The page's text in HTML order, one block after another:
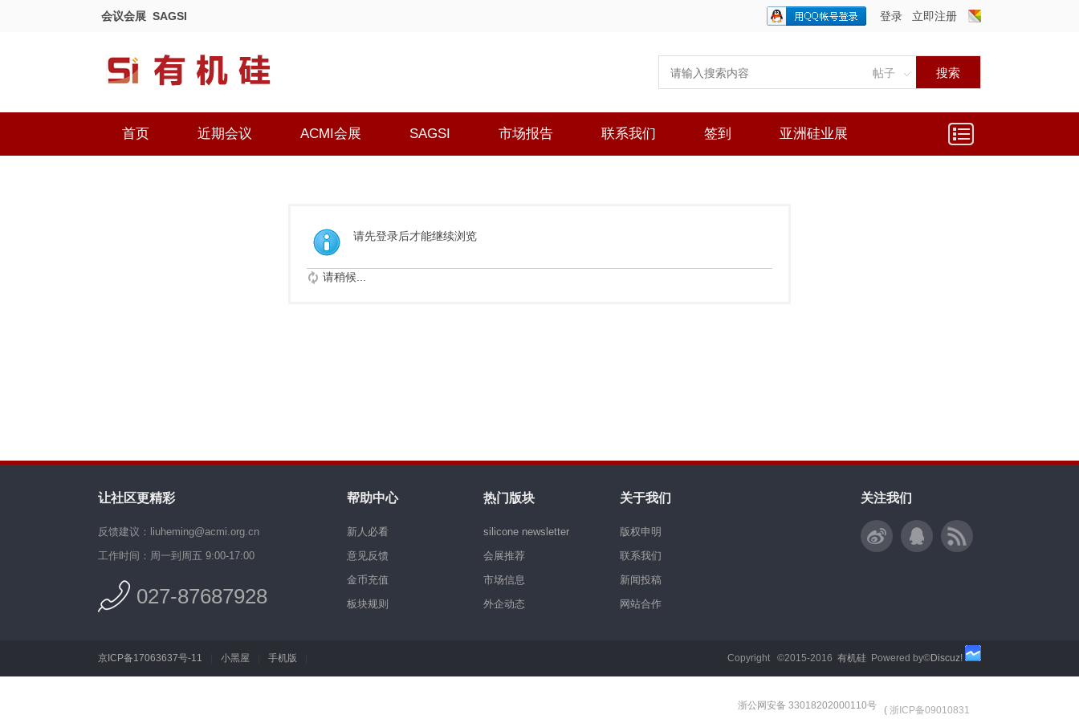
会议会展 SAGSI 登录
立即注册
帖子 搜索
首页 近期会议 ACMI会展 SAGSI 市场报告 联系我们 签到 亚洲硅业展
请先登录后才能继续浏览
请稍候...
让社区更精彩
反馈建议：liuheming@acmi.org.cn
工作时间：周一到周五 9:00-17:00
027-87687928
帮助中心
新人必看
意见反馈
金币充值
板块规则
热门版块
silicone newsletter
会展推荐
市场信息
外企动态
关于我们
版权申明
联系我们
新闻投稿
网站合作
关注我们
京ICP备17063637号-11 小黑屋 手机版 Copyright ©2015-2016 有机硅 Powered by©Discuz!
浙公网安备 33018202000110号 ( 浙ICP备09010831